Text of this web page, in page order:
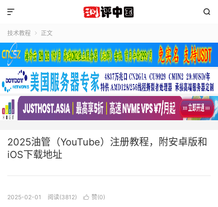


技术教程  正文
2025油管（YouTube）注册教程，附安卓版和
iOS下载地址
2025-02-01 阅读(3812)  赞(0)